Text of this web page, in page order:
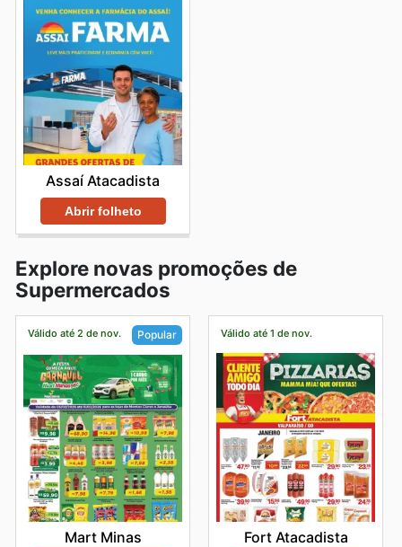
Assaí Atacadista
Abrir folheto
Explore novas promoções de
Supermercados
Válido até 2 de nov. Popular
Mart Minas
Válido até 1 de nov.
Fort Atacadista